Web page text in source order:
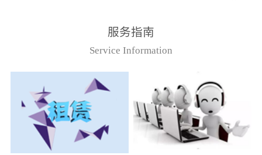
服务指南
Service Information